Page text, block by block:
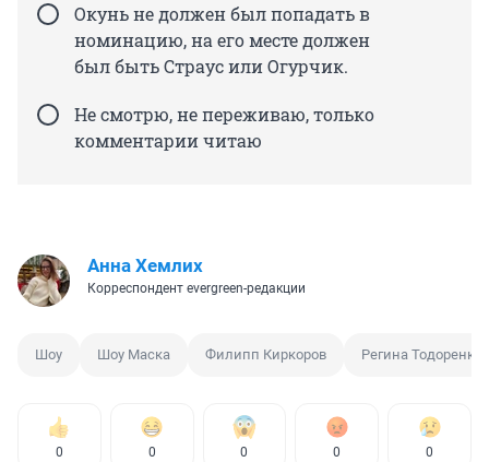
Окунь не должен был попадать в
номинацию, на его месте должен
был быть Страус или Огурчик.
Не смотрю, не переживаю, только
комментарии читаю
Анна Хемлих
Корреспондент evergreen-редакции
Шоу Шоу Маска Филипп Киркоров Регина Тодоренко
0 0 0 0 0